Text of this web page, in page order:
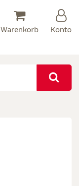
Warenkorb Konto